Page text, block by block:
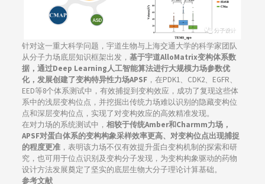
针对这一重大科学问题，宇道生物与上海交通大学的科学家团队
从分子力场底层知识框架出发， 基于宇道AlloMatrix变构体系数
据，通过Deep Learning人工智能算法进行大规模力场参数优
化，发展创建了变构特异性力场APSF，在PDK1、CDK2、EGFR、
EED等8个体系测试中，有效捕捉到变构效应，成功了复现这些体
系中的浅层变构位点，并挖掘出传统力场难以识别的隐藏变构位
点和深层变构位点，实现了对变构效应的高效精准发现。
在对力场的系统测试中， 相较于传统Amber和Charmm力场，
APSF对蛋白体系的变构构象采样效率更高、对变构位点出现捕捉
的程度更准，表明该力场不仅有效提升蛋白变构机制的探索和研
究，也可用于位点识别及变构分子发现，为变构构象驱动的药物
设计方法发展奠定了坚实的底层生物大分子理论计算基础。
参考文献